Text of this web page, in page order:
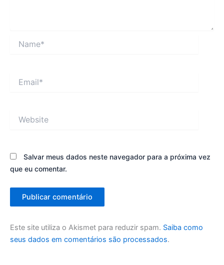
Salvar meus dados neste navegador para a próxima vez
que eu comentar.
Este site utiliza o Akismet para reduzir spam. Saiba como
seus dados em comentários são processados.